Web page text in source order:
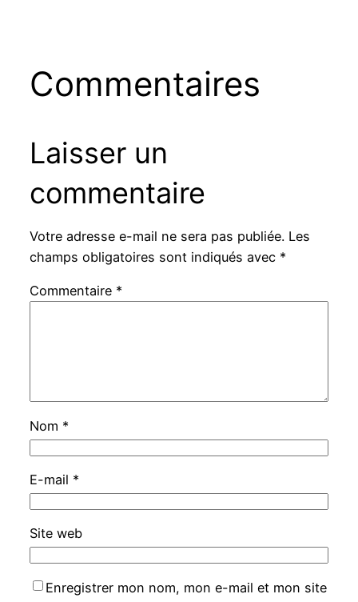
Commentaires
Laisser un
commentaire
Votre adresse e-mail ne sera pas publiée. Les
champs obligatoires sont indiqués avec *
Commentaire *
Nom *
E-mail *
Site web
Enregistrer mon nom, mon e-mail et mon site